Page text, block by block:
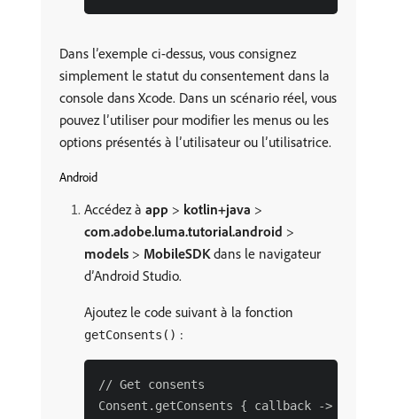
Dans l’exemple ci-dessus, vous consignez
simplement le statut du consentement dans la
console dans Xcode. Dans un scénario réel, vous
pouvez l’utiliser pour modifier les menus ou les
options présentés à l’utilisateur ou l’utilisatrice.
Android
Accédez à app > kotlin+java >
com.adobe.luma.tutorial.android >
models > MobileSDKdans le navigateur
d’Android Studio.
Ajoutez le code suivant à la fonction
getConsents() :
// Get consents
Consent.getConsents { callback ->